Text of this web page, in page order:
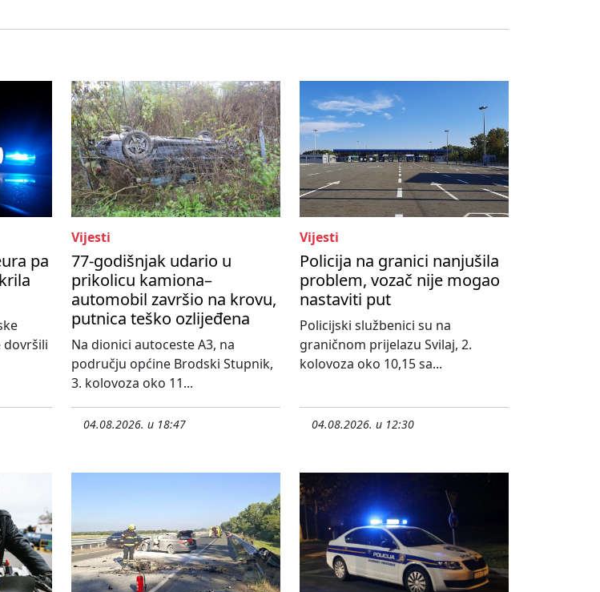
pa
dovršili
Vijesti
77-godišnjak udario u
prikolicu kamiona–
automobil završio na krovu,
putnica teško ozlijeđena
Na dionici autoceste A3, na
području općine Brodski Stupnik,
3. kolovoza oko 11...
04.08.2026. u 18:47
Vijesti
Policija na granici nanjušila
problem, vozač nije mogao
nastaviti put
Policijski službenici su na
graničnom prijelazu Svilaj, 2.
kolovoza oko 10,15 sa...
04.08.2026. u 12:30